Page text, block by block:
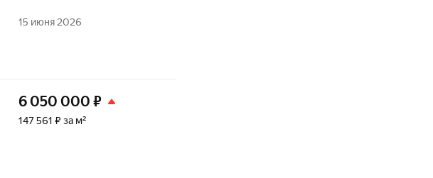
15 июня 2026
6 050 000 ₽
147 561 ₽ за м²